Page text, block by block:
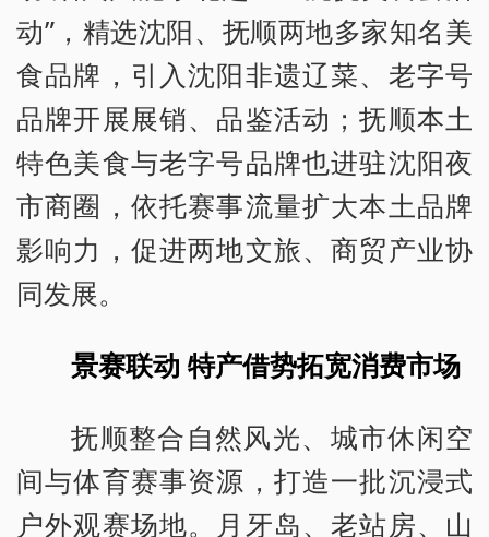
动”，精选沈阳、抚顺两地多家知名美
食品牌，引入沈阳非遗辽菜、老字号
品牌开展展销、品鉴活动；抚顺本土
特色美食与老字号品牌也进驻沈阳夜
市商圈，依托赛事流量扩大本土品牌
影响力，促进两地文旅、商贸产业协
同发展。
景赛联动 特产借势拓宽消费市场
抚顺整合自然风光、城市休闲空
间与体育赛事资源，打造一批沉浸式
户外观赛场地。月牙岛、老站房、山